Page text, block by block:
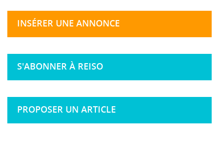
INSÉRER UNE ANNONCE
S'ABONNER À REISO
PROPOSER UN ARTICLE